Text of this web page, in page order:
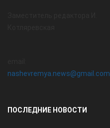
nashevremya.news@gmail.com
ПОСЛЕДНИЕ НОВОСТИ